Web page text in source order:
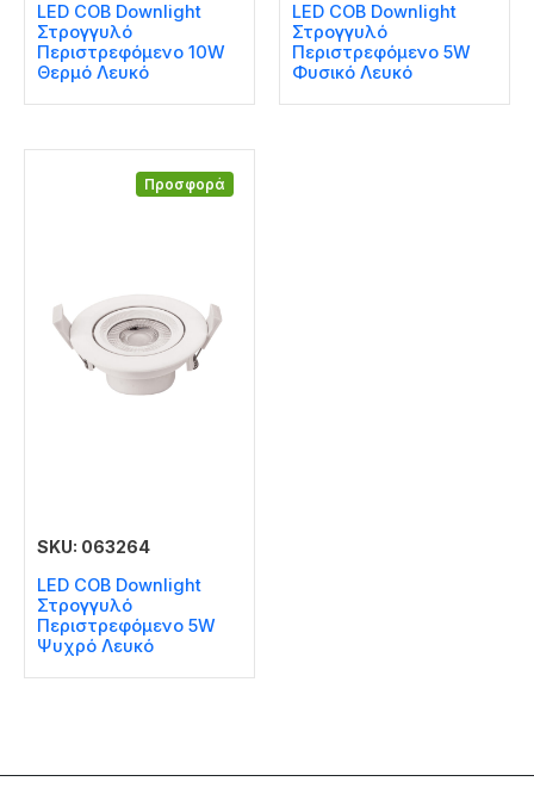
LED COB Downlight
Στρογγυλό
Περιστρεφόμενο 10W
Θερμό Λευκό
LED COB Downlight
Στρογγυλό
Περιστρεφόμενο 5W
Φυσικό Λευκό
Προσφορά
SKU: 063264
LED COB Downlight
Στρογγυλό
Περιστρεφόμενο 5W
Ψυχρό Λευκό